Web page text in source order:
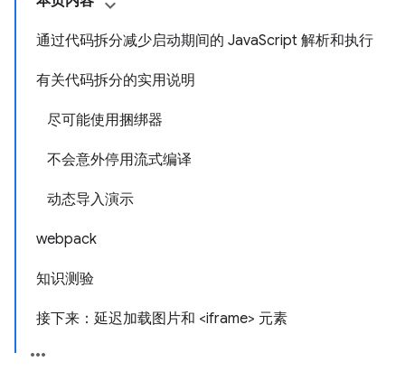
通过代码拆分减少启动期间的 JavaScript 解析和执行
有关代码拆分的实用说明
尽可能使用捆绑器
不会意外停用流式编译
动态导入演示
webpack
知识测验
接下来：延迟加载图片和 <iframe> 元素